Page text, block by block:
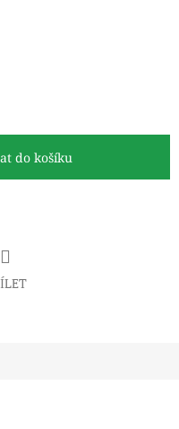
do košíku